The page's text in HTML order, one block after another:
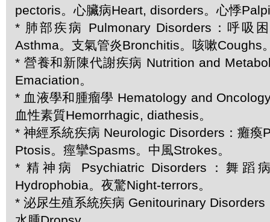
pectoris。心臟病Heart, disorders。心悸
* 肺部疾病 Pulmonary Disorders：呼吸
Asthma。支氣管炎Bronchitis。咳嗽Coughs
* 營養和新陳代謝疾病 Nutrition and
Emaciation。
* 血液學和腫瘤學 Hematology and
血性素質Hemorrhagic, diathesis。
* 神經系統疾病 Neurologic Disorders：癱瘓
Ptosis。痙攣Spasms。中風Strokes。
* 精神病 Psychiatric Disorders：舞蹈
Hydrophobia。夜驚Night-terrors。
* 泌尿生殖系統疾病 Genitourinary